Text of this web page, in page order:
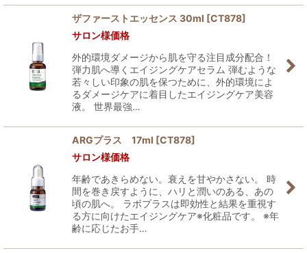
ザファーストエッセンス 30ml [CT878]
サロン様価格
外的環境ダメージから肌を守る注目成分配合！
弾力肌へ導くエイジングケアセラム 弾むような
若々しい印象の肌を保つために、外的環境によ
るダメージケアに着目したエイジングケア美容
液。 世界最強…
ARGプラス 17ml [CT878]
サロン様価格
年齢であきらめない。衰えを甘やかさない。 時
間を巻き戻すように、ハリと潤いのある、あの
頃の肌へ。 ラボプラスは即効性と結果を重視す
る方に向けたエイジングケア※化粧品です。 ※年
齢に応じたお手…